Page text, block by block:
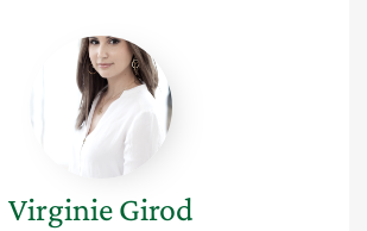
Virginie
Girod
VirginieGirod